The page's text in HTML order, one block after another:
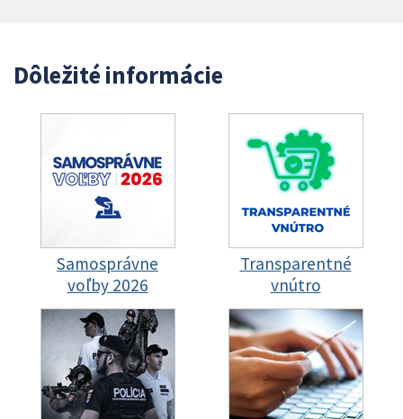
Dôležité informácie
Samosprávne
voľby 2026
Transparentné
vnútro